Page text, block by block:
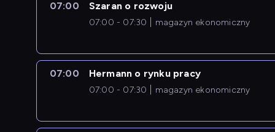
07:00 Szaran o rozwoju
07:00 - 07:30 magazyn ekonomiczny
07:00 Hermann o rynku pracy
07:00 - 07:30 magazyn ekonomiczny